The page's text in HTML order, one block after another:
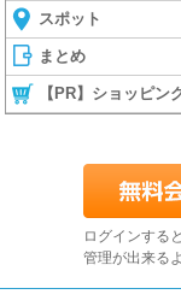
スポット
まとめ
【PR】ショッピン
ログインする
管理が出来る